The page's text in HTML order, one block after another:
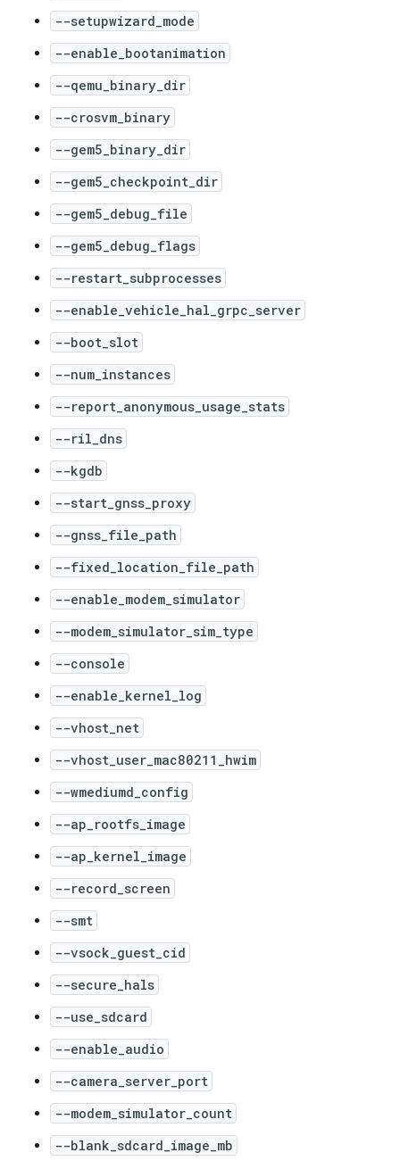
--setupwizard_mode
--enable_bootanimation
--qemu_binary_dir
--crosvm_binary
--gem5_binary_dir
--gem5_checkpoint_dir
--gem5_debug_file
--gem5_debug_flags
--restart_subprocesses
--enable_vehicle_hal_grpc_server
--boot_slot
--num_instances
--report_anonymous_usage_stats
--ril_dns
--kgdb
--start_gnss_proxy
--gnss_file_path
--fixed_location_file_path
--enable_modem_simulator
--modem_simulator_sim_type
--console
--enable_kernel_log
--vhost_net
--vhost_user_mac80211_hwim
--wmediumd_config
--ap_rootfs_image
--ap_kernel_image
--record_screen
--smt
--vsock_guest_cid
--secure_hals
--use_sdcard
--enable_audio
--camera_server_port
--modem_simulator_count
--blank_sdcard_image_mb